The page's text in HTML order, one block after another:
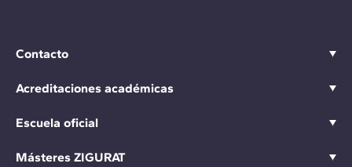
Contacto
Acreditaciones académicas
Escuela oficial
Másteres ZIGURAT